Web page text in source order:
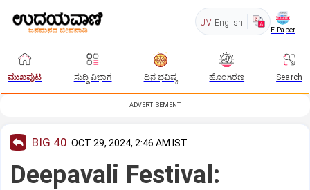
UV English
E-Paper
ಮುಖಪುಟ ಸುದ್ದಿ ವಿಭಾಗ ದಿನ ಭವಿಷ್ಯ ಹೊಂಗಿರಣ Search
ADVERTISEMENT
BIG 40 OCT 29, 2024, 2:46 AM IST
Deepavali Festival: